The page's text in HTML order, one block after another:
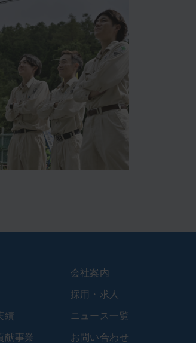
績
献事業
会社案内
採用・求人
ニュース一覧
お問い合わせ